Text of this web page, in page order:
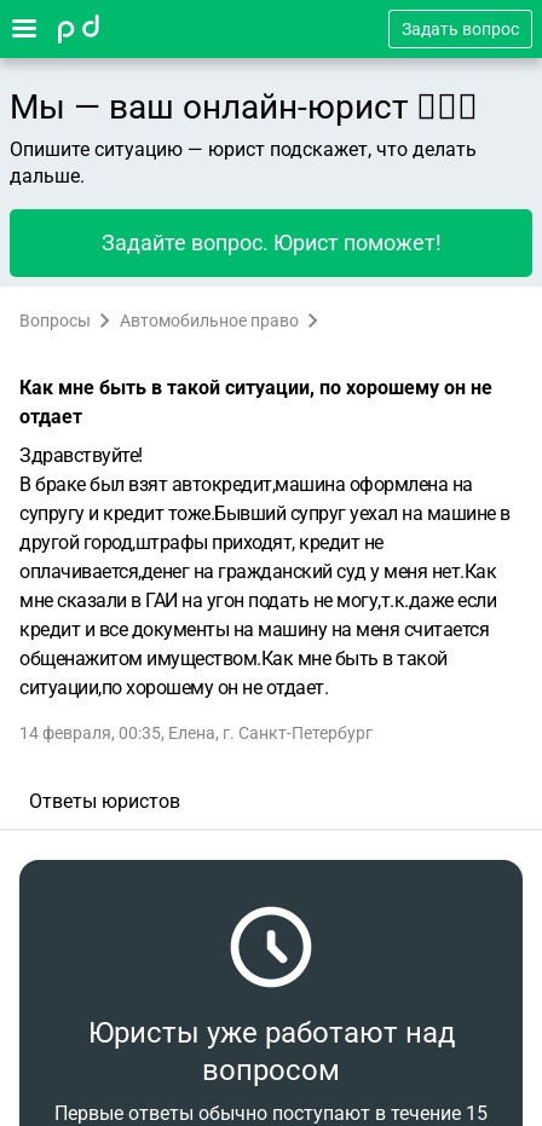
Задать вопрос
Мы — ваш онлайн-юрист 👨🏻‍⚖️
Опишите ситуацию — юрист подскажет, что делать
дальше.
Задайте вопрос. Юрист поможет!
Вопросы Автомобильное право
Как мне быть в такой ситуации, по хорошему он не
отдает
Здравствуйте!
В браке был взят автокредит,машина оформлена на
супругу и кредит тоже.Бывший супруг уехал на машине в
другой город,штрафы приходят, кредит не
оплачивается,денег на гражданский суд у меня нет.Как
мне сказали в ГАИ на угон подать не могу,т.к.даже если
кредит и все документы на машину на меня считается
общенажитом имуществом.Как мне быть в такой
ситуации,по хорошему он не отдает.
14 февраля, 00:35, Елена, г. Санкт-Петербург
Ответы юристов
Юристы уже работают над
вопросом
Первые ответы обычно поступают в течение 15